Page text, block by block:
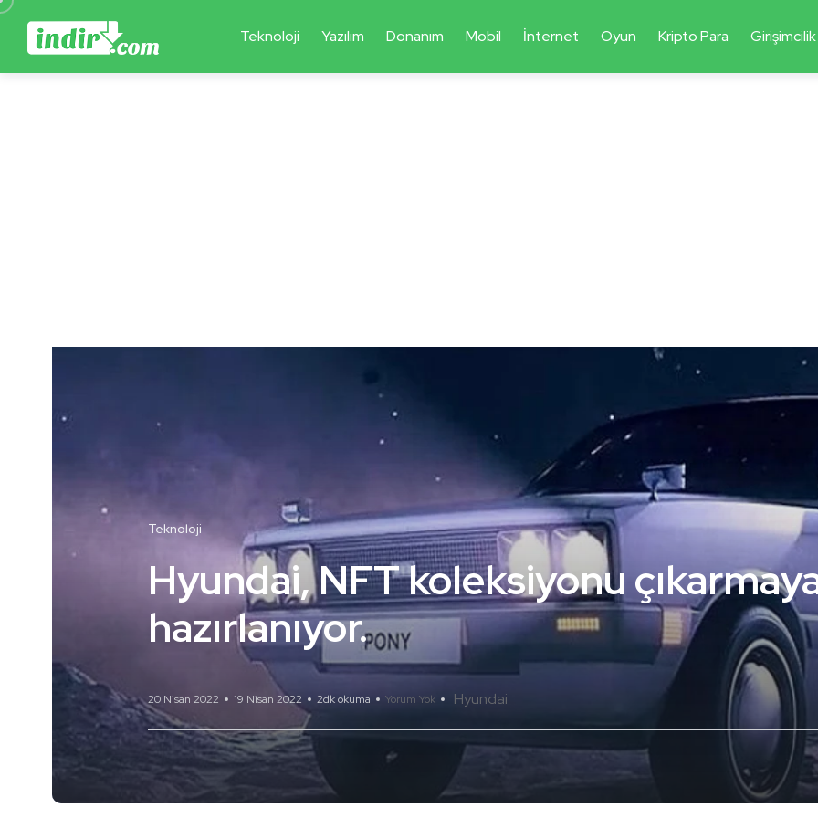
Teknoloji Yazılım Donanım Mobil İnternet Oyun Kripto Para Girişimcilik
Teknoloji
Hyundai, NFT koleksiyonu
hazırlanıyor.
20 Nisan 2022 19 Nisan 2022 2dk okuma Yorum Yok Hyundai